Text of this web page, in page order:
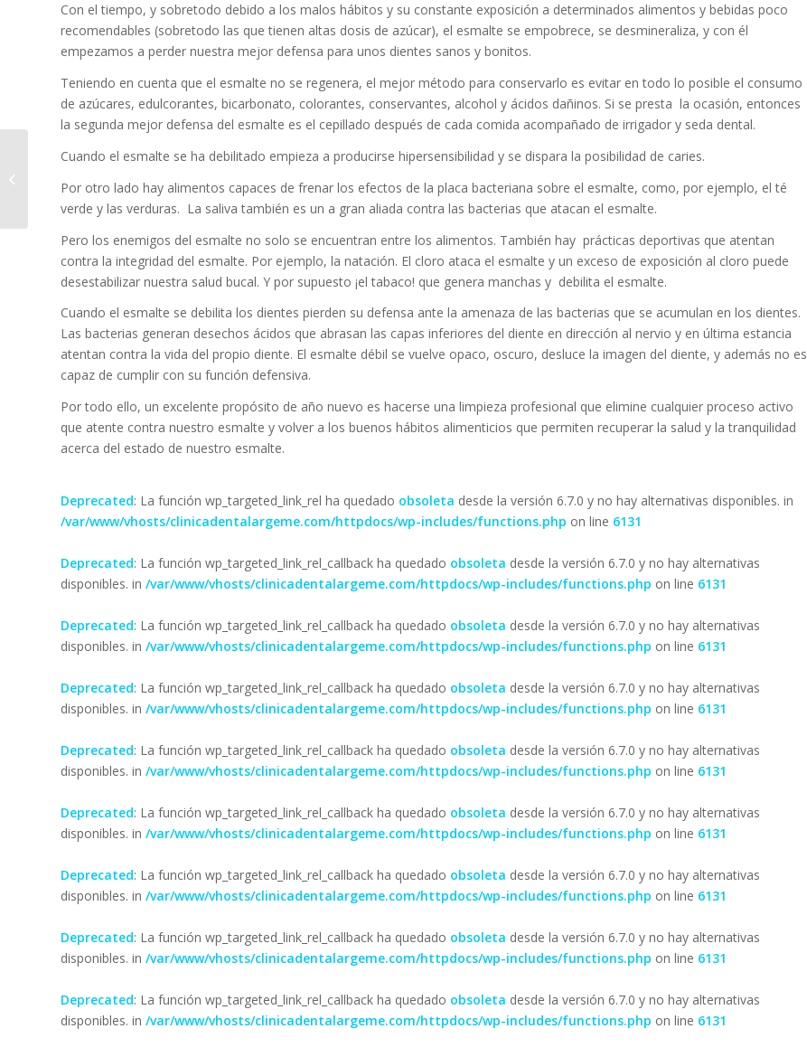
Con el tiempo, y sobretodo debido a los malos hábitos y su constante exposición a determinados alimentos y bebidas poco
recomendables (sobretodo las que tienen altas dosis de azúcar), el esmalte se empobrece, se desmineraliza, y con él
empezamos a perder nuestra mejor defensa para unos dientes sanos y bonitos.
Teniendo en cuenta que el esmalte no se regenera, el mejor método para conservarlo es evitar en todo lo posible el consumo
de azúcares, edulcorantes, bicarbonato, colorantes, conservantes, alcohol y ácidos dañinos. Si se presta la ocasión, entonces
la segunda mejor defensa del esmalte es el cepillado después de cada comida acompañado de irrigador y seda dental.
Cuando el esmalte se ha debilitado empieza a producirse hipersensibilidad y se dispara la posibilidad de caries.
Por otro lado hay alimentos capaces de frenar los efectos de la placa bacteriana sobre el esmalte, como, por ejemplo, el té
verde y las verduras. La saliva también es un a gran aliada contra las bacterias que atacan el esmalte.
Pero los enemigos del esmalte no solo se encuentran entre los alimentos. También hay prácticas deportivas que atentan
contra la integridad del esmalte. Por ejemplo, la natación. El cloro ataca el esmalte y un exceso de exposición al cloro puede
desestabilizar nuestra salud bucal. Y por supuesto ¡el tabaco! que genera manchas y debilita el esmalte.
Cuando el esmalte se debilita los dientes pierden su defensa ante la amenaza de las bacterias que se acumulan en los dientes.
Las bacterias generan desechos ácidos que abrasan las capas inferiores del diente en dirección al nervio y en última estancia
atentan contra la vida del propio diente. El esmalte débil se vuelve opaco, oscuro, desluce la imagen del diente, y además no es
capaz de cumplir con su función defensiva.
Por todo ello, un excelente propósito de año nuevo es hacerse una limpieza profesional que elimine cualquier proceso activo
que atente contra nuestro esmalte y volver a los buenos hábitos alimenticios que permiten recuperar la salud y la tranquilidad
acerca del estado de nuestro esmalte.
Deprecated: La función wp_targeted_link_rel ha quedado obsoleta desde la versión 6.7.0 y no hay alternativas disponibles. in
/var/www/vhosts/clinicadentalargeme.com/httpdocs/wp-includes/functions.php on line 6131
Deprecated: La función wp_targeted_link_rel_callback ha quedado obsoleta desde la versión 6.7.0 y no hay alternativas
disponibles. in /var/www/vhosts/clinicadentalargeme.com/httpdocs/wp-includes/functions.php on line 6131
Deprecated: La función wp_targeted_link_rel_callback ha quedado obsoleta desde la versión 6.7.0 y no hay alternativas
disponibles. in /var/www/vhosts/clinicadentalargeme.com/httpdocs/wp-includes/functions.php on line 6131
Deprecated: La función wp_targeted_link_rel_callback ha quedado obsoleta desde la versión 6.7.0 y no hay alternativas
disponibles. in /var/www/vhosts/clinicadentalargeme.com/httpdocs/wp-includes/functions.php on line 6131
Deprecated: La función wp_targeted_link_rel_callback ha quedado obsoleta desde la versión 6.7.0 y no hay alternativas
disponibles. in /var/www/vhosts/clinicadentalargeme.com/httpdocs/wp-includes/functions.php on line 6131
Deprecated: La función wp_targeted_link_rel_callback ha quedado obsoleta desde la versión 6.7.0 y no hay alternativas
disponibles. in /var/www/vhosts/clinicadentalargeme.com/httpdocs/wp-includes/functions.php on line 6131
Deprecated: La función wp_targeted_link_rel_callback ha quedado obsoleta desde la versión 6.7.0 y no hay alternativas
disponibles. in /var/www/vhosts/clinicadentalargeme.com/httpdocs/wp-includes/functions.php on line 6131
Deprecated: La función wp_targeted_link_rel_callback ha quedado obsoleta desde la versión 6.7.0 y no hay alternativas
disponibles. in /var/www/vhosts/clinicadentalargeme.com/httpdocs/wp-includes/functions.php on line 6131
Deprecated: La función wp_targeted_link_rel_callback ha quedado obsoleta desde la versión 6.7.0 y no hay alternativas
disponibles. in /var/www/vhosts/clinicadentalargeme.com/httpdocs/wp-includes/functions.php on line 6131